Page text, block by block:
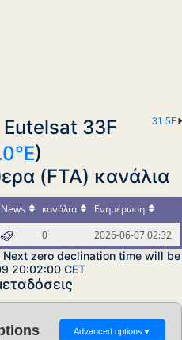
31.5E
Eutelsat 33F
)
(FTA) κανάλια
News κανάλια
Ενημέρωση
0
2026-06-07 02:32
zero declination time will be
20:02:00 CET
Advanced options ▼